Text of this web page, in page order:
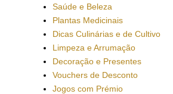
Saúde e Beleza
Plantas Medicinais
Dicas Culinárias e de Cultivo
Limpeza e Arrumação
Decoração e Presentes
Vouchers de Desconto
Jogos com Prémio